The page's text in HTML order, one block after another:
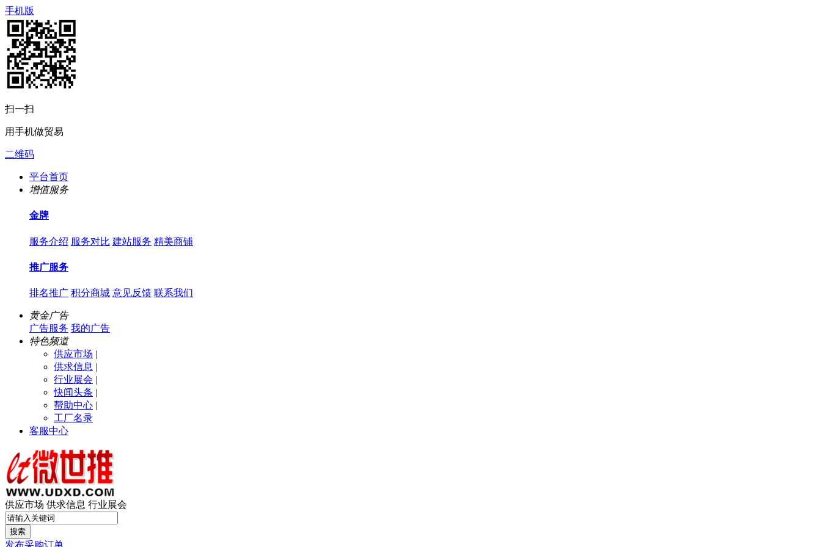
手机版
扫一扫
用手机做贸易
二维码
平台首页
增值服务
金牌
服务介绍 服务对比 建站服务 精美商铺
推广服务
排名推广 积分商城 意见反馈 联系我们
黄金广告
广告服务 我的广告
特色频道
供应市场 |
供求信息 |
行业展会 |
快闻头条 |
帮助中心 |
工厂名录
客服中心
供应市场 供求信息 行业展会
搜索
发布采购订单